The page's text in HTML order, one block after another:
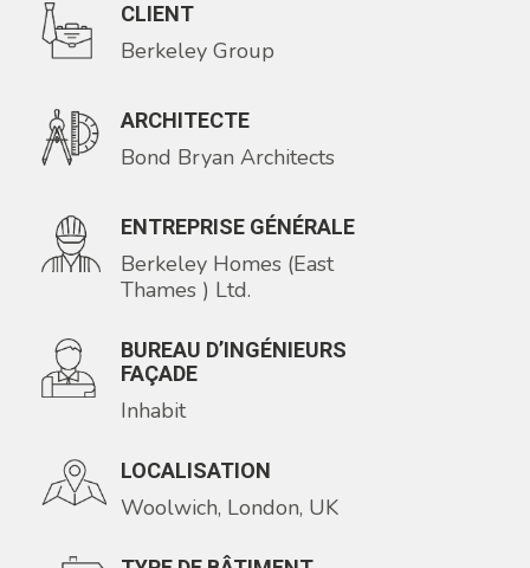
CLIENT
Berkeley Group
ARCHITECTE
Bond Bryan Architects
ENTREPRISE GÉNÉRALE
Berkeley Homes (East
Thames ) Ltd.
BUREAU D’INGÉNIEURS
FAÇADE
Inhabit
LOCALISATION
Woolwich, London, UK